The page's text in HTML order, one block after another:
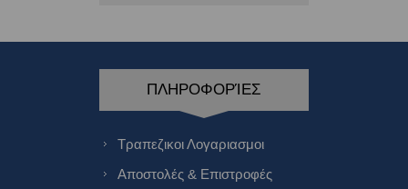
ΠΛΗΡΟΦΟΡΊΕΣ
Τραπεζικοι Λογαριασμοι
Αποστολές & Επιστροφές